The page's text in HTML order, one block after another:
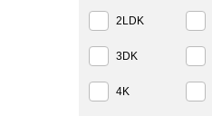
2LDK
3DK
4K